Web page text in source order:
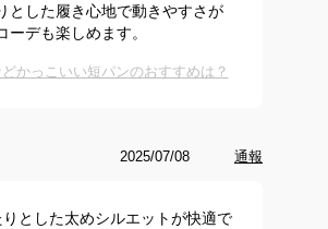
とした履き心地で動きやすさが
デも楽しめます。
かっこいい短パンのおすすめは？
2025/07/08 通報
とした太めシルエットが快適で